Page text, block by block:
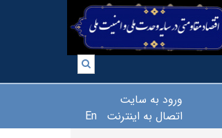
ورود به سایت
اتصال به اینترنت
En